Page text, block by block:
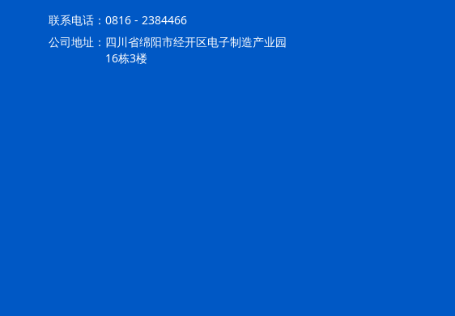
联系电话： 0816 - 2384466
公司地址： 四川省绵阳市经开区电子制造产业园
16栋3楼